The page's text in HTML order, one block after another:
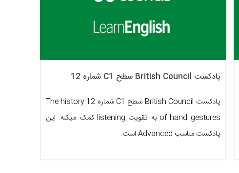
پادکست British Council سطح C1 شماره 12
پادکست British Council سطح C1 شماره 12 The history
of hand gestures به تقویت listening کمک میکنه. این
پادکست مناسب Advanced است.